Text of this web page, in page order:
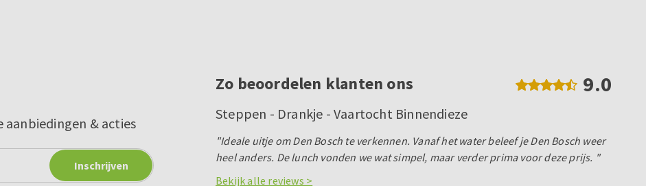
& acties
Zo beoordelen klanten ons 9.0
Steppen - Drankje - Vaartocht Binnendieze
"Ideale uitje om Den Bosch te verkennen. Vanaf het water beleef je Den Bosch weer
heel anders. De lunch vonden we wat simpel, maar verder prima voor deze prijs. "
Bekijk alle reviews >